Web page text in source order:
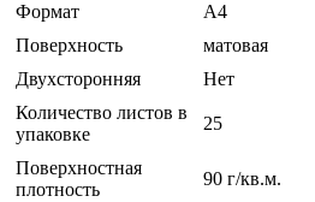
Формат
A4
Поверхность
матовая
Двухсторонняя
Нет
Количество листов в
упаковке
25
Поверхностная
плотность
90 г/кв.м.